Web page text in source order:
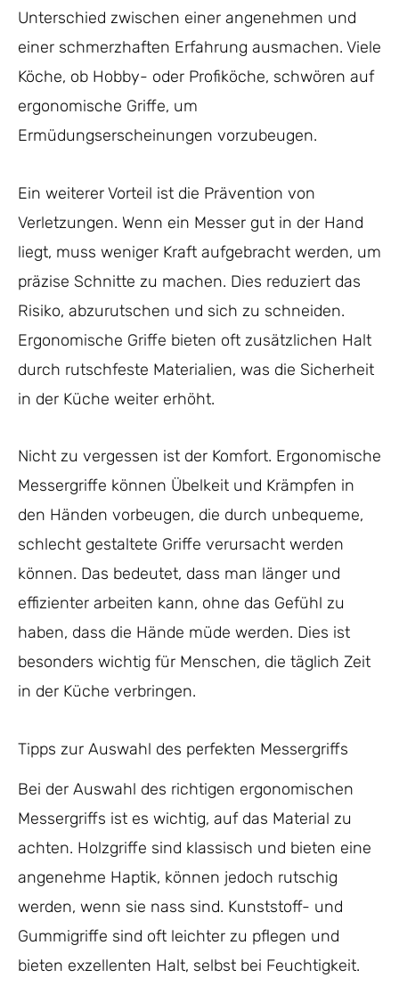
Unterschied zwischen einer angenehmen und
einer schmerzhaften Erfahrung ausmachen. Viele
Köche, ob Hobby- oder Profiköche, schwören auf
ergonomische Griffe, um
Ermüdungserscheinungen vorzubeugen.
Ein weiterer Vorteil ist die Prävention von
Verletzungen. Wenn ein Messer gut in der Hand
liegt, muss weniger Kraft aufgebracht werden, um
präzise Schnitte zu machen. Dies reduziert das
Risiko, abzurutschen und sich zu schneiden.
Ergonomische Griffe bieten oft zusätzlichen Halt
durch rutschfeste Materialien, was die Sicherheit
in der Küche weiter erhöht.
Nicht zu vergessen ist der Komfort. Ergonomische
Messergriffe können Übelkeit und Krämpfen in
den Händen vorbeugen, die durch unbequeme,
schlecht gestaltete Griffe verursacht werden
können. Das bedeutet, dass man länger und
effizienter arbeiten kann, ohne das Gefühl zu
haben, dass die Hände müde werden. Dies ist
besonders wichtig für Menschen, die täglich Zeit
in der Küche verbringen.
Tipps zur Auswahl des perfekten Messergriffs
Bei der Auswahl des richtigen ergonomischen
Messergriffs ist es wichtig, auf das Material zu
achten. Holzgriffe sind klassisch und bieten eine
angenehme Haptik, können jedoch rutschig
werden, wenn sie nass sind. Kunststoff- und
Gummigriffe sind oft leichter zu pflegen und
bieten exzellenten Halt, selbst bei Feuchtigkeit.